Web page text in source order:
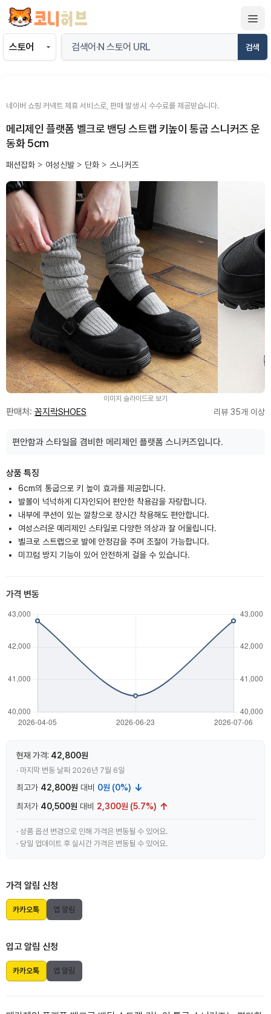
츠
검색
네이버 쇼핑 커넥트 제휴 서비스로, 판매 발생 시 수수료를 제공받습니다.
메리제인 플랫폼 벨크로 밴딩 스트랩 키높이 통굽 스니커즈 운
동화 5cm
패션잡화 > 여성신발 > 단화 > 스니커즈
이미지 슬라이드로 보기
판매처: 꼼지락SHOES 리뷰 35개 이상
편안함과 스타일을 겸비한 메리제인 플랫폼 스니커즈입니다.
상품 특징
6cm의 통굽으로 키 높이 효과를 제공합니다.
발볼이 넉넉하게 디자인되어 편안한 착용감을 자랑합니다.
내부에 쿠션이 있는 깔창으로 장시간 착용해도 편안합니다.
여성스러운 메리제인 스타일로 다양한 의상과 잘 어울립니다.
벨크로 스트랩으로 발에 안정감을 주며 조절이 가능합니다.
미끄럼 방지 기능이 있어 안전하게 걸을 수 있습니다.
가격 변동
현재 가격: 42,800원
· 마지막 변동 날짜 2026년 7월 6일
최고가 42,800원 대비 0원 (0%) ↓
최저가 40,500원 대비 2,300원 (5.7%) ↑
· 상품 옵션 변경으로 인해 가격은 변동될 수 있어요.
· 당일 업데이트 후 실시간 가격은 변동될 수 있어요.
가격 알림 신청
카카오톡 앱 알림
입고 알림 신청
카카오톡 앱 알림